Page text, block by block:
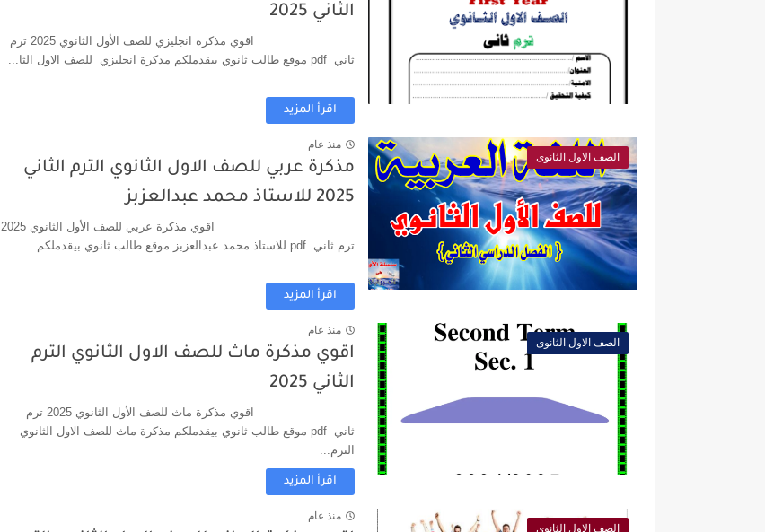
الثاني 2025
اقوي مذكرة انجليزي للصف الأول الثانوي 2025 ترم
ثاني pdf موقع طالب ثانوي بيقدملكم مذكرة انجليزي للصف الاول الثا...
اقرأ المزيد
الصف الاول الثانوى
منذ عام
مذكرة عربي للصف الاول الثانوي الترم الثاني
2025 للاستاذ محمد عبدالعزبز
اقوي مذكرة عربي للصف الأول الثانوي 2025
ترم ثاني pdf للاستاذ محمد عبدالعزبز موقع طالب ثانوي بيقدملكم...
اقرأ المزيد
الصف الاول الثانوى
منذ عام
اقوي مذكرة ماث للصف الاول الثانوي الترم
الثاني 2025
اقوي مذكرة ماث للصف الأول الثانوي 2025 ترم
ثاني pdf موقع طالب ثانوي بيقدملكم مذكرة ماث للصف الاول الثانوي
الترم...
اقرأ المزيد
الصف الاول الثانوى
منذ عام